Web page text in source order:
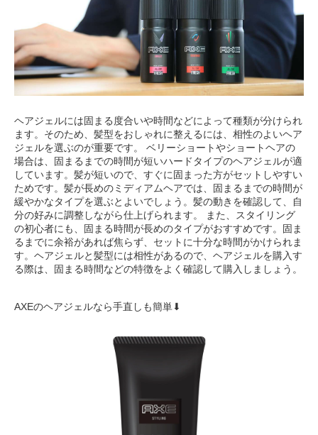
ヘアジェルには固まる度合いや時間などによって種類が分けられ
ます。そのため、髪型をおしゃれに整えるには、相性のよいヘア
ジェルを選ぶのが重要です。 ベリーショートやショートヘアの
場合は、固まるまでの時間が短いハードタイプのヘアジェルが適
しています。髪が短いので、すぐに固まった方がセットしやすい
ためです。髪が長めのミディアムヘアでは、固まるまでの時間が
緩やかなタイプを選ぶとよいでしょう。髪の動きを確認して、自
分の好みに調整しながら仕上げられます。 また、スタイリング
の初心者にも、固まる時間が長めのタイプがおすすめです。固ま
るまでに余裕があれば焦らず、セットに十分な時間がかけられま
す。ヘアジェルと髪型には相性があるので、ヘアジェルを購入す
る際は、固まる時間などの特徴をよく確認して購入しましょう。
AXEのヘアジェルなら手直しも簡単⬇︎